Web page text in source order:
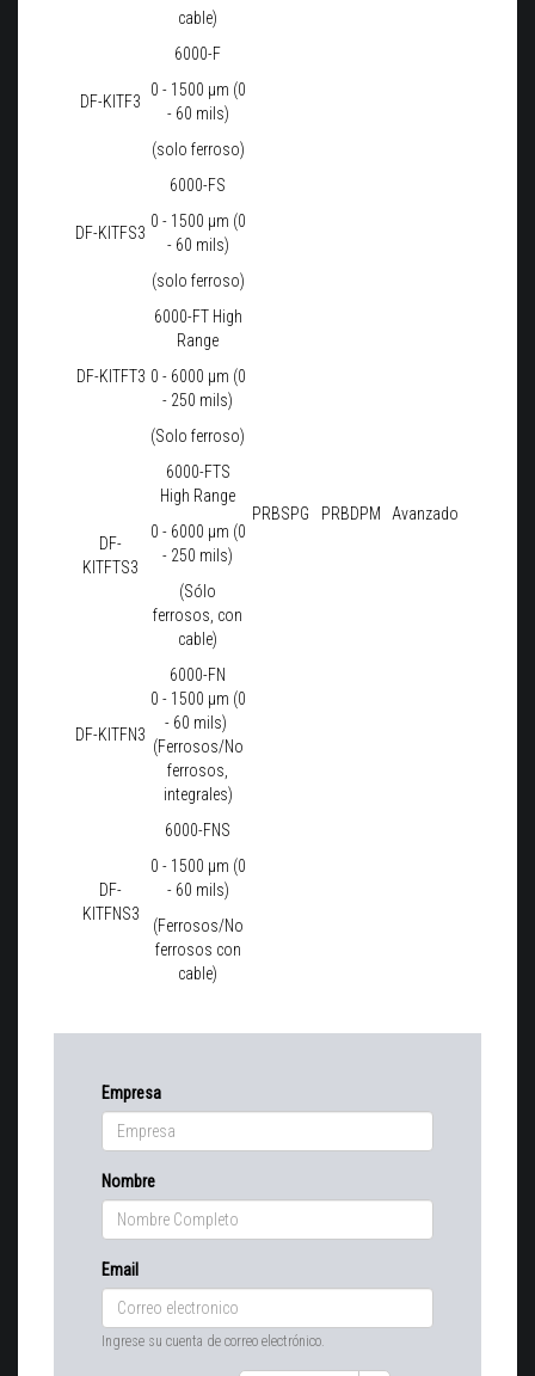
cable)
DF-KITF3
6000-F
0 - 1500 μm (0
- 60 mils)
(solo ferroso)
PRBSPG PRBDPM Avanzado
DF-KITFS3
6000-FS
0 - 1500 μm (0
- 60 mils)
(solo ferroso)
DF-KITFT3
6000-FT High
Range
0 - 6000 μm (0
- 250 mils)
(Solo ferroso)
DF-
KITFTS3
6000-FTS
High Range
0 - 6000 μm (0
- 250 mils)
(Sólo
ferrosos, con
cable)
DF-KITFN3
6000-FN
0 - 1500 μm (0
- 60 mils)
(Ferrosos/No
ferrosos,
integrales)
DF-
KITFNS3
6000-FNS
0 - 1500 μm (0
- 60 mils)
(Ferrosos/No
ferrosos con
cable)
Empresa
Nombre
Email
Ingrese su cuenta de correo electrónico.